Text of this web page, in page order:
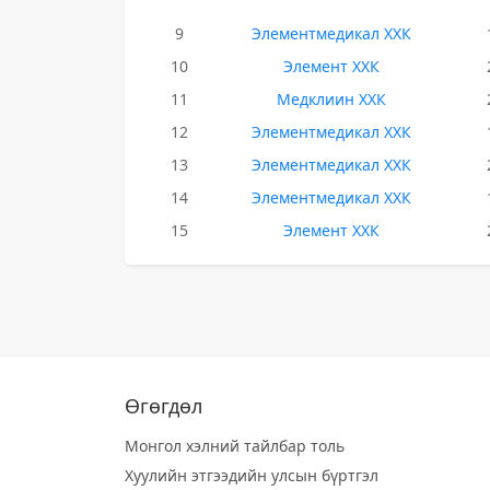
9
Элементмедикал ХХК
10
Элемент ХХК
11
Медклиин ХХК
12
Элементмедикал ХХК
13
Элементмедикал ХХК
14
Элементмедикал ХХК
15
Элемент ХХК
Өгөгдөл
Монгол хэлний тайлбар толь
Хуулийн этгээдийн улсын бүртгэл